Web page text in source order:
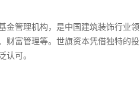
管理机构，是中国建筑装饰行业领
财富管理等。世旗资本凭借独特的投
认可。